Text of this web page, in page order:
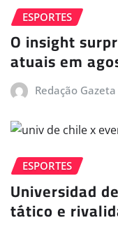
ESPORTES
O insight
atuais em
Redação
ESPORTES
Universidad
tático e